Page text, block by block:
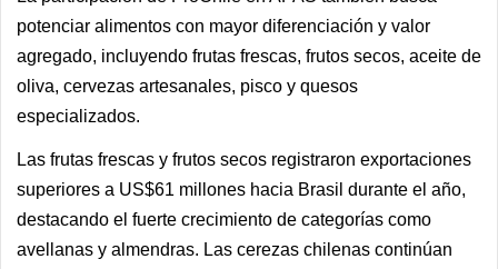
potenciar alimentos con mayor diferenciación y valor
agregado, incluyendo frutas frescas, frutos secos, aceite de
oliva, cervezas artesanales, pisco y quesos
especializados.
Las frutas frescas y frutos secos registraron exportaciones
superiores a US$61 millones hacia Brasil durante el año,
destacando el fuerte crecimiento de categorías como
avellanas y almendras. Las cerezas chilenas continúan